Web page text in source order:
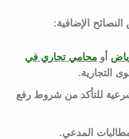
الإضافية:
أو محامي تجاري في
التجارية.
للتأكد من شروط رفع
المدعي.